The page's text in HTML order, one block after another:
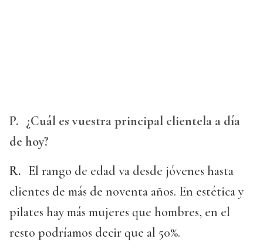
P. ¿Cuál es vuestra principal clientela a día
de hoy?
R. El rango de edad va desde jóvenes hasta
clientes de más de noventa años. En estética y
pilates hay más mujeres que hombres, en el
resto podríamos decir que al 50%.